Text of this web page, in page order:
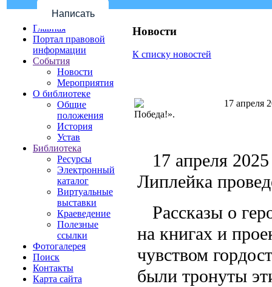
Написать
Главная
Портал правовой
информации
События
Новости
Мероприятия
О библиотеке
Общие
положения
История
Устав
Библиотека
Ресурсы
Электронный
каталог
Виртуальные
выставки
Краеведение
Полезные
ссылки
Фотогалерея
Поиск
Контакты
Карта сайта
Новости
К списку новостей
17 апреля
Победа!».
17 апреля
Липлейка
Рассказы о
на книгах и
чувством
были тронуты